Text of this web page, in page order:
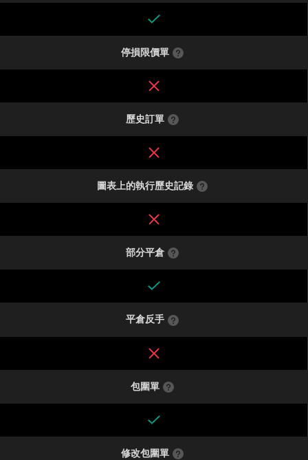
停損限價單
歷史訂單
圖表上的執行歷史記錄
部分平倉
平倉反手
包圍單
修改包圍單